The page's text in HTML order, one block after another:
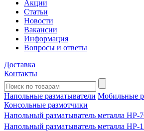
Акции
Статьи
Новости
Вакансии
Информация
Вопросы и ответы
Доставка
Контакты
Напольные разматыватели Мобильные
Консольные размотчики
Напольный разматыватель металла HP-
Напольный разматыватель металла HP-